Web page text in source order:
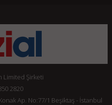
Limited Şirketi
2820
Ap. No:77/1 Beşiktaş - İstanbul